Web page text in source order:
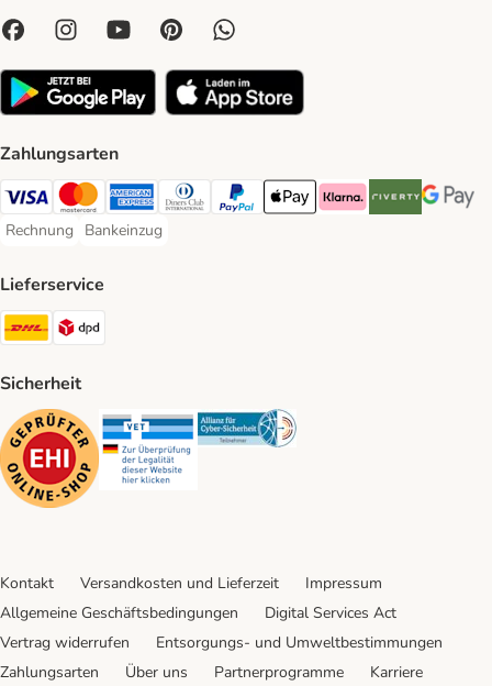
Zahlungsarten
Visa Payment Method
Mastercard Payment Method
American Express Payment Method
Diners Club Payment Method
PayPal Payment Method
Apple Pay Payment Method
Klarna Payment Method
Riverty Payment
Google
Rechnung
Rechnung Payment Method
Bankeinzug
Bankeinzug Payment Method
Lieferservice
DHL Shipping Method
Sicherheit
Security Security Security
Kontakt Versandkosten und Lieferzeit
Impressum
Allgemeine Geschäftsbedingungen
Digital Services Act
Vertrag widerrufen
Entsorgungs- und Umweltbestimmungen
Zahlungsarten
Über uns Partnerprogramme Karriere